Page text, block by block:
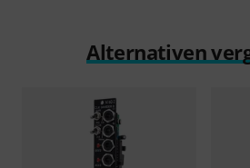
Alternativen